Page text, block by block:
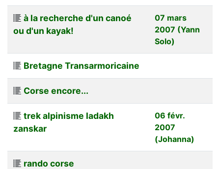
à la recherche d'un canoé
ou d'un kayak!
07 mars
2007 (Yann
Solo)
Bretagne Transarmoricaine
Corse encore...
trek alpinisme ladakh
zanskar
06 févr.
2007
(Johanna)
rando corse